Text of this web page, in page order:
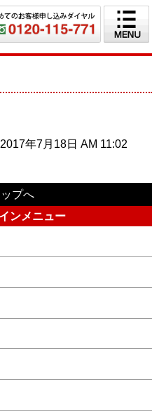
年7月18日 AM 11:02
プへ
ンメニュー